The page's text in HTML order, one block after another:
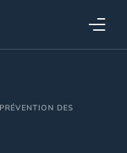
PRÉVENTION DES